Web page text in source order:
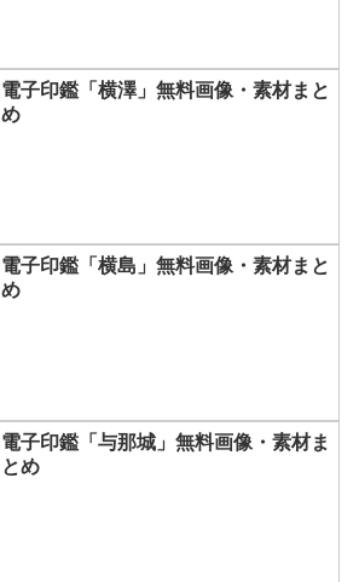
電子印鑑「横澤」無料画像・素材まと
め
電子印鑑「横島」無料画像・素材まと
め
電子印鑑「与那城」無料画像・素材ま
とめ